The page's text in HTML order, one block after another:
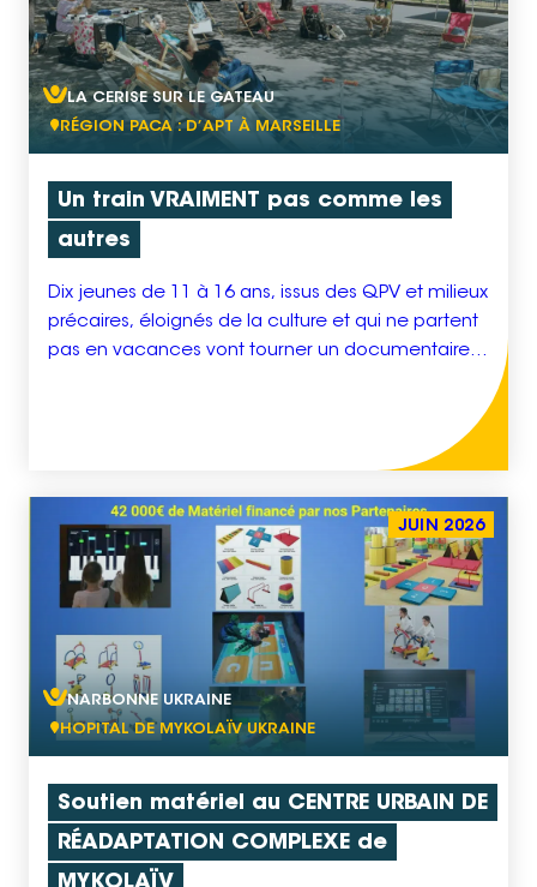
LA CERISE SUR LE GATEAU
RÉGION PACA : D’APT À MARSEILLE
Un train VRAIMENT pas comme les
autres
Dix jeunes de 11 à 16 ans, issus des QPV et milieux
précaires, éloignés de la culture et qui ne partent
pas en vacances vont tourner un documentaire
JUIN 2026
NARBONNE UKRAINE
HOPITAL DE MYKOLAÏV UKRAINE
Soutien matériel au CENTRE URBAIN DE
RÉADAPTATION COMPLEXE de